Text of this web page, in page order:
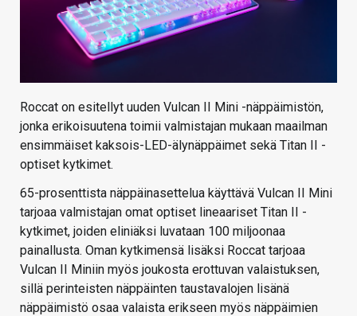
Roccat on esitellyt uuden Vulcan II Mini -näppäimistön,
jonka erikoisuutena toimii valmistajan mukaan maailman
ensimmäiset kaksois-LED-älynäppäimet sekä Titan II -
optiset kytkimet.
65-prosenttista näppäinasettelua käyttävä Vulcan II Mini
tarjoaa valmistajan omat optiset lineaariset Titan II -
kytkimet, joiden eliniäksi luvataan 100 miljoonaa
painallusta. Oman kytkimensä lisäksi Roccat tarjoaa
Vulcan II Miniin myös joukosta erottuvan valaistuksen,
sillä perinteisten näppäinten taustavalojen lisänä
näppäimistö osaa valaista erikseen myös näppäimien